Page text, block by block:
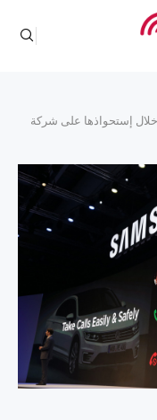
إستحواذها على شركة